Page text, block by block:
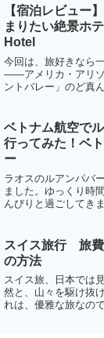
ルでのトランジット
し方をご紹介します
【宿泊レビュー
まりたい絶景ホ
Hotel
今回は、旅好きなら
——アメリカ・アリ
ントバレー」のど真
数々のハリウッド作
た大地にそびえ立...
ベトナム航空で
行ってみた！ベ
ー
ラオスのルアンパバ
ました。ゆっくり時
んびりと過ごしてき
ルアンパバーンへの
本からの直行便があ
スイス旅行 旅
の方法
スイス旅、日本では
然と、山々を駆け抜
れは、優雅な旅なの